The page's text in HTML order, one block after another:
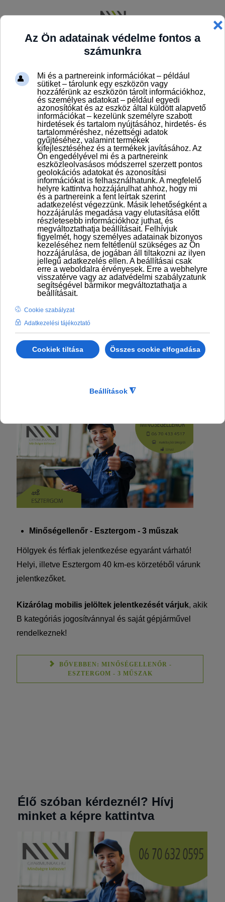
Esztergom - Gyári munka - Minőségellenőr - 3
műszak 8 óra
Olyan mobilis jelöltek jelentkezését várjuk, akik
más területeken is (Esztergom 50-60 km-es
jogosítvánnyal és saját gépjárművel rendelkeznek.
(Esztergom ipari park, Solymár, Bicske,
Ipolytölgyes)
Minőségellenőr - Esztergom - 3 műszak
Hölgyek és férfiak jelentkezése egyaránt várható!
Helyi, illetve Esztergom 40 km-es körzetéből várunk
jelentkezőket.
Kizárólag mobilis jelöltek jelentkezését várjuk, akik
B kategóriás jogosítvánnyal és saját gépjárművel
rendelkeznek!
BŐVEBBEN: MINŐSÉGELLENŐR -
ESZTERGOM - 3 MŰSZAK
Élő szóban kérdeznél? Hívj
minket a képre kattintva